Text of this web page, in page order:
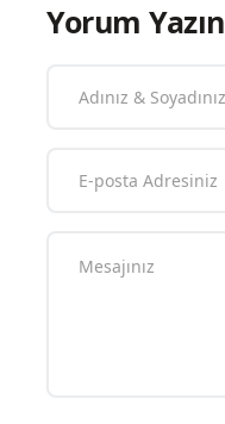
Yorum Yazın